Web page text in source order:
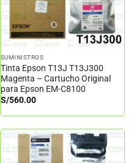
SUMINISTROS
Tinta Epson T13J T13J300
Magenta – Cartucho Original
para Epson EM-C8100
S/560.00